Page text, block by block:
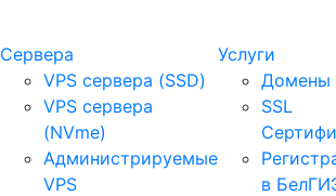
Сервера
VPS сервера (SSD)
VPS сервера
(NVme)
Администрируемые
VPS
Услуги
Домены
SSL
в